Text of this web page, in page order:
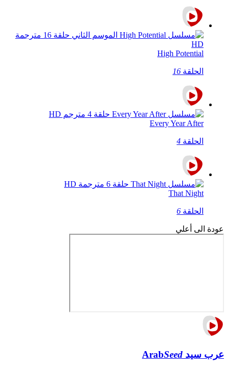
High Potential
الحلقة 16
Every Year After
الحلقة 4
That Night
الحلقة 6
عودة الى أعلي
عرب سيد ArabSeed